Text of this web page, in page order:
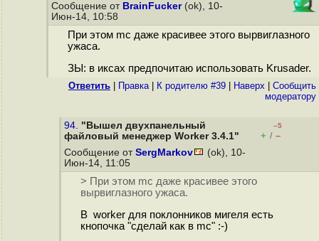
Сообщение от BrainFucker(ok), 10-
Июн-14, 10:58
При этом mc даже красивее этого вырвиглазного
ужаса.
ЗЫ: в иксах предпочитаю использовать Krusader.
Ответить Правка| К родителю #39 Наверх
Cообщить
модератору
94. "Вышел двухпанельный
файловый менеджер Worker 3.4.1"
–5
+ / –
Сообщение от SergMarkov
(ok), 10-
Июн-14, 11:05
> При этом mc даже красивее этого
вырвиглазного ужаса.
В worker для поклонников мигеля есть
кнопочка "сделай как в mc" :-)